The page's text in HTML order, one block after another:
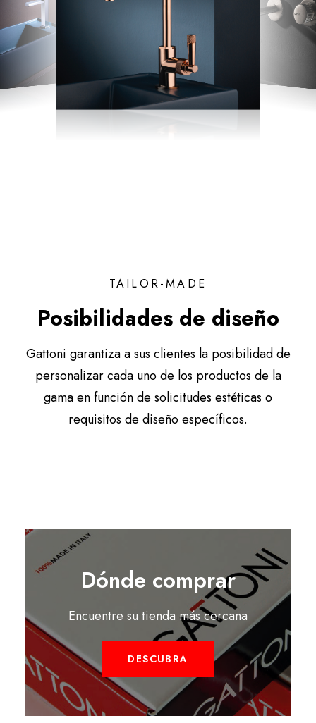
TAILOR-MADE
Posibilidades de diseño
Gattoni garantiza a sus clientes la posibilidad de
personalizar cada uno de los productos de la
gama en función de solicitudes estéticas o
requisitos de diseño específicos.
Dónde comprar
Encuentre su tienda más cercana
DESCUBRA